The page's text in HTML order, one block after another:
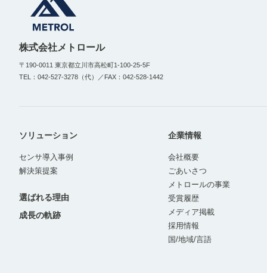
株式会社メトロール
〒190-0011 東京都立川市高松町1-100-25-5F
TEL：042-527-3278（代）／FAX：042-528-1442
ソリューション
センサ導入事例
解決策提案
選ばれる理由
成長の軌跡
企業情報
会社概要
ごあいさつ
メトロールの事業
受賞履歴
メディア掲載
採用情報
国/地域/言語